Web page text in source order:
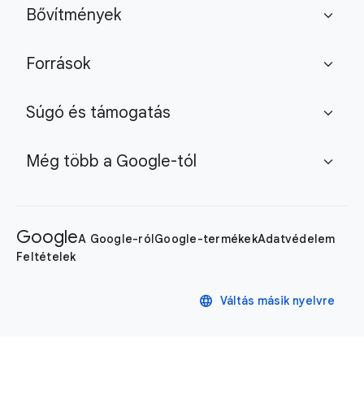
Bővítmények expand_more
Források expand_more
Súgó és támogatás expand_more
Még több a Google-tól expand_more
GoogleA Google-rólGoogle-termékekAdatvédelem
Feltételek
language Váltás másik nyelvre